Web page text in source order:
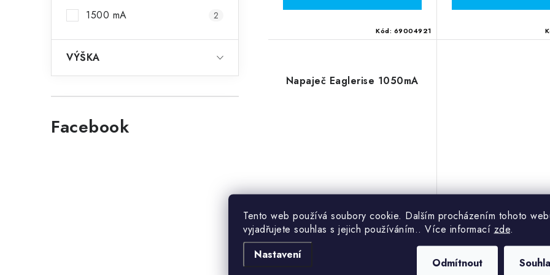
Tento web používá soubory cookie. Dalším procházením tohoto
vyjadřujete souhlas s jejich používáním.. Více informací zde.
Nastavení
Odmítnout
1500 mA 2
VÝŠKA
Facebook
Kód: 69004921
Napaječ Eaglerise 1050mA
599 Kč